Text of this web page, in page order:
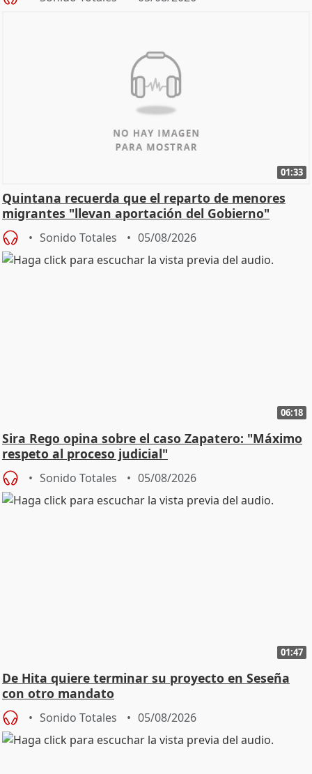
01:33
Quintana recuerda que el reparto de menores
migrantes "llevan aportación del Gobierno"
central
Sonido Totales 05/08/2026
06:18
Sira Rego opina sobre el caso Zapatero: "Máximo
respeto al proceso judicial"
Sonido Totales 05/08/2026
01:47
De Hita quiere terminar su proyecto en Seseña
con otro mandato
Sonido Totales 05/08/2026